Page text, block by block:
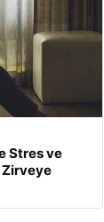
Stres ve
Zirveye